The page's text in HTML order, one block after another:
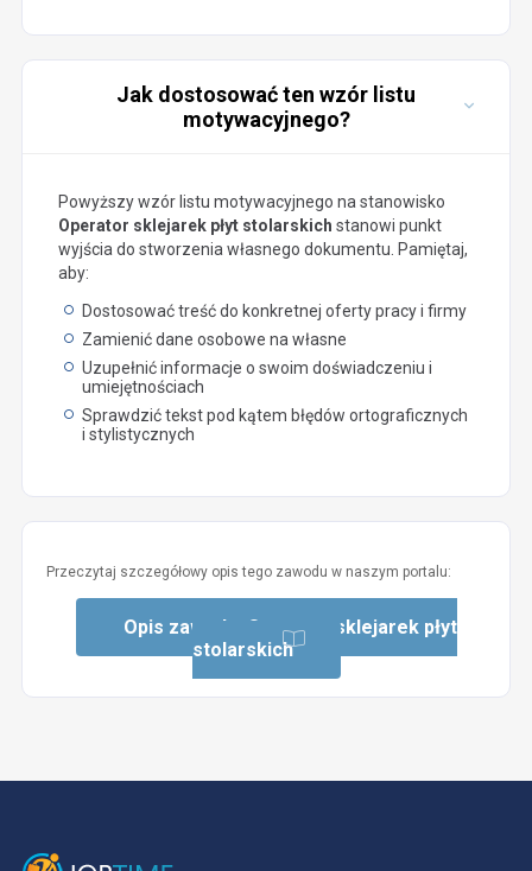
Jak dostosować ten wzór listu
motywacyjnego?
Powyższy wzór listu motywacyjnego na stanowisko
Operator sklejarek płyt stolarskich stanowi punkt
wyjścia do stworzenia własnego dokumentu. Pamiętaj,
aby:
Dostosować treść do konkretnej oferty pracy i firmy
Zamienić dane osobowe na własne
Uzupełnić informacje o swoim doświadczeniu i
umiejętnościach
Sprawdzić tekst pod kątem błędów ortograficznych
i stylistycznych
Przeczytaj szczegółowy opis tego zawodu w naszym portalu:
Opis zawodu: Operator sklejarek płyt
stolarskich